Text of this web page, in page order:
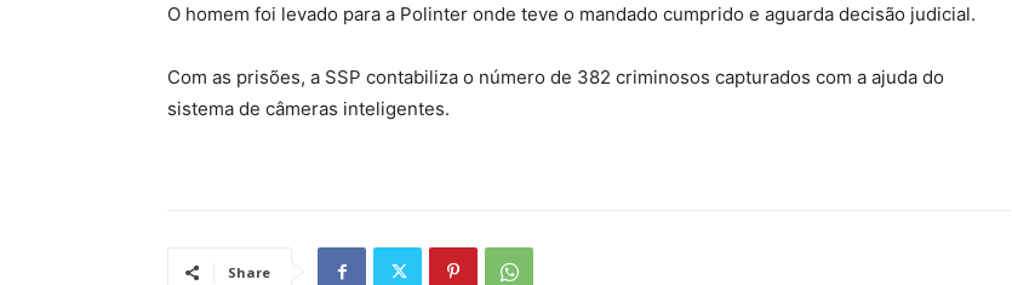
O homem foi levado para a Polinter onde teve o mandado cumprido e aguarda decisão judicial.
Com as prisões, a SSP contabiliza o número de 382 criminosos capturados com a ajuda do
sistema de câmeras inteligentes.
Share